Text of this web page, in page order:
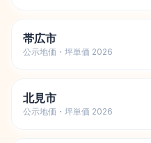
帯広市
公示地価・坪単価 2026
北見市
公示地価・坪単価 2026